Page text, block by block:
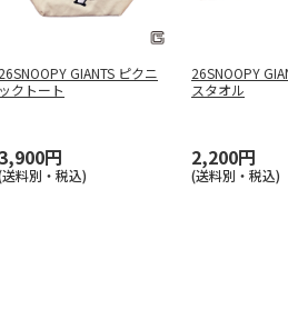
26SNOOPY GIANTS ピクニ
ックトート
円
料別・税込)
26SNOOPY
スタオル
2,200円
(送料別・税込)